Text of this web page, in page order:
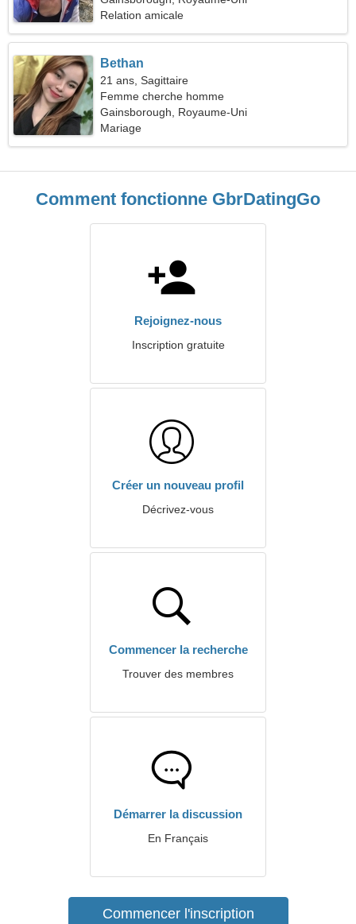
Relation amicale
Bethan
21 ans, Sagittaire
Femme cherche homme
Gainsborough, Royaume-Uni
Mariage
Comment fonctionne GbrDatingGo
Rejoignez-nous
Inscription gratuite
Créer un nouveau profil
Décrivez-vous
Commencer la recherche
Trouver des membres
Démarrer la discussion
En Français
Commencer l'inscription